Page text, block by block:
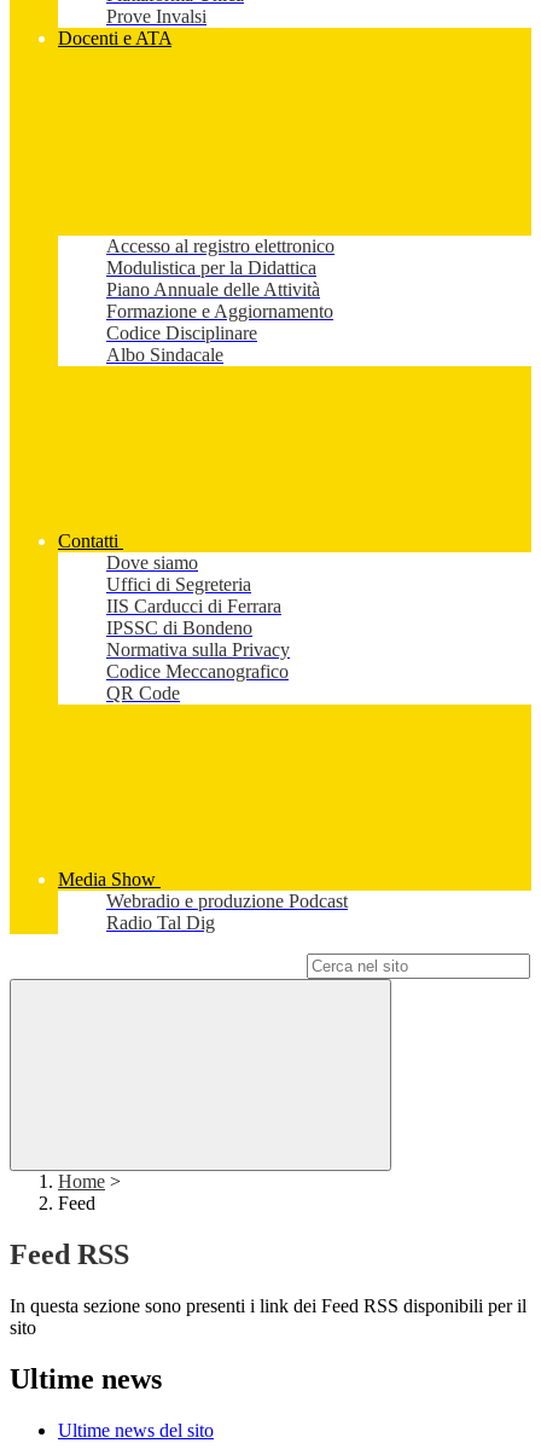
Prove Invalsi
Docenti e ATA
Accesso al registro elettronico
Modulistica per la Didattica
Piano Annuale delle Attività
Formazione e Aggiornamento
Codice Disciplinare
Albo Sindacale
Contatti
Dove siamo
Uffici di Segreteria
IIS Carducci di Ferrara
IPSSC di Bondeno
Normativa sulla Privacy
Codice Meccanografico
QR Code
Media Show
Webradio e produzione Podcast
Radio Tal Dig
Home >
Feed
Feed RSS
In questa sezione sono presenti i link dei Feed RSS disponibili per il
sito
Ultime news
Ultime news del sito